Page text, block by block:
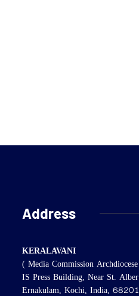
Address
KERALAVANI
( Media Commission
IS Press Building, Near St.
Ernakulam, Kochi, India,